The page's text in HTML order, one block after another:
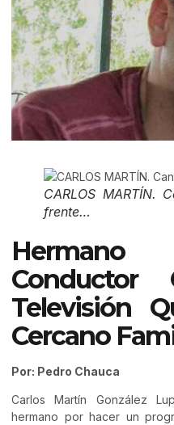
CARLOS MARTÍN.
frente…
Hermano
Conductor
Televisión
Cercano
Por: Pedro Chauca
Carlos Martín González
hermano por hacer un